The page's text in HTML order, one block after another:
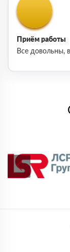
Приём работы
Все довольны,